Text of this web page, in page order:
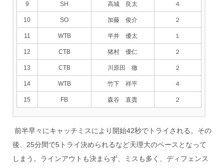
9 SH 高城 良太 ４
10 SO 加藤 俊介 ２
11 WTB 半井 優太 １
12 CTB 猪村 優仁 ２
13 CTB 川原田 徹 ２
14 WTB 竹下 祥平 ４
15 FB 森谷 直貴 ２
前半早々にキャッチミスにより開始42秒でトライされる。その
後、25分間で5トライ決められるなど天理大のペースとなって
しまう。ラインアウトも決まらず、ミスも多く、ディフェンス